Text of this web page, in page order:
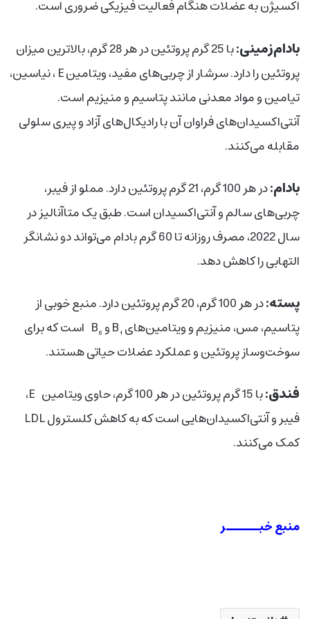
اکسیژن به عضلات هنگام فعالیت فیزیکی ضروری است.
بادام‌زمینی:
با 25 گرم پروتئین در هر 28 گرم، بالاترین میزان
پروتئین را دارد. سرشار از چربی‌های مفید، ویتامین‌ E ، نیاسین،
تیامین و مواد معدنی مانند پتاسیم و منیزیم است.
آنتی‌اکسیدان‌های فراوان آن با رادیکال‌های آزاد و پیری سلولی
مقابله می‌کنند.
بادام:
در هر 100 گرم، 21 گرم پروتئین دارد. مملو از فیبر،
چربی‌های سالم و آنتی‌اکسیدان است. طبق یک متاآنالیز در
سال 2022، مصرف روزانه تا 60 گرم بادام می‌تواند دو نشانگر
التهابی را کاهش دهد.
پسته:
در هر 100 گرم، 20 گرم پروتئین دارد. منبع خوبی از
پتاسیم، مس، منیزیم و ویتامین‌های B₁ و B₆ است که برای
سوخت‌وساز پروتئین و عملکرد عضلات حیاتی هستند.
فندق:
با 15 گرم پروتئین در هر 100 گرم، حاوی ویتامین E،
فیبر و آنتی‌اکسیدان‌هایی است که به کاهش کلسترول LDL
کمک می‌کنند.
منبع خبــــــر